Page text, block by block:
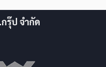
รุ๊ป จำกัด